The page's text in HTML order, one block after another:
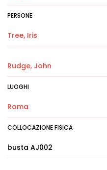
PERSONE
Tree, Iris
Rudge, John
LUOGHI
Roma
COLLOCAZIONE FISICA
busta AJ002